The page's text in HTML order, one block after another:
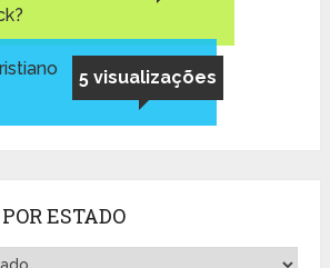
5 visualizações
ESTADO